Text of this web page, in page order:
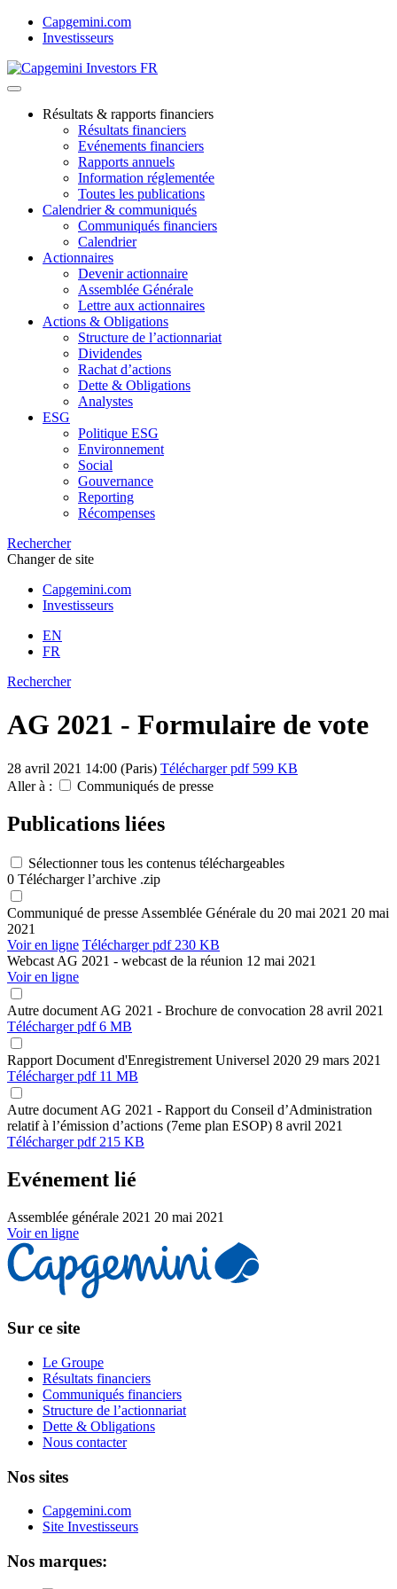
Skip
Capgemini.com
Investisseurs
Résultats & rapports financiers
Résultats financiers
Evénements financiers
Rapports annuels
Information réglementée
Toutes les publications
Calendrier & communiqués
Communiqués financiers
Calendrier
Actionnaires
Devenir actionnaire
Assemblée Générale
Lettre aux actionnaires
Actions & Obligations
Structure de l’actionnariat
Dividendes
Rachat d’actions
Dette & Obligations
Analystes
ESG
Politique ESG
Environnement
Social
Gouvernance
Reporting
Récompenses
Rechercher
Changer de site
Capgemini.com
Investisseurs
EN
FR
Rechercher
AG 2021 - Formulaire de vote
28 avril 2021 14:00 (Paris) Téléchargerpdf 599 KB
Aller à :
Communiqués de presse
Publications liées
Sélectionner tous les contenus téléchargeables
0 Télécharger l’archive .zip
Communiqué de presse Assemblée Générale du 20 mai 2021 20 mai
2021
Voir en ligne Téléchargerpdf 230 KB
Webcast AG 2021 - webcast de la réunion 12 mai 2021
Voir en ligne
Autre document AG 2021 - Brochure de convocation 28 avril 2021
Téléchargerpdf 6 MB
Rapport Document d'Enregistrement Universel 2020 29 mars 2021
Téléchargerpdf 11 MB
Autre document AG 2021 - Rapport du Conseil d’Administration
relatif à l’émission d’actions (7eme plan ESOP) 8 avril 2021
Téléchargerpdf 215 KB
Evénement lié
Assemblée générale 2021 20 mai 2021
Voir en ligne
Sur ce site
Le Groupe
Résultats financiers
Communiqués financiers
Structure de l’actionnariat
Dette & Obligations
Nous contacter
Nos sites
Capgemini.com
Site Investisseurs
Nos marques: